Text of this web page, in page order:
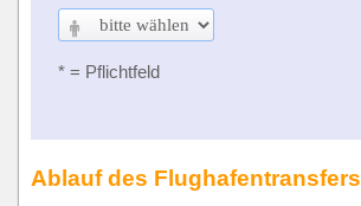
Ablauf des Flughafentransfers